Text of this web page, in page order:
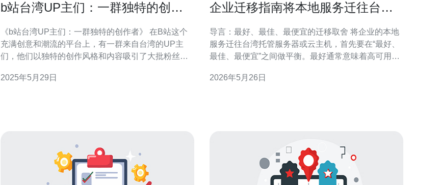
b站台湾UP主们：一群独特的创作
《b站台湾UP主们：一群独特的创作者》 在B站这个
充满创意和潮流的平台上，有一群来自台湾的UP主
们，他们以独特的创作风格和内容吸引了大批粉丝。
增添了新的色彩。 小明是一位台湾UP主，他擅长制作
2025年5月29日
企业迁移指南将本地服务迁往台湾
项
导言：最好、最佳、最便宜的迁移取舍 将企业的本地
服务迁往台湾托管服务器或云主机，首先要在“最好、
最佳、最便宜”之间做平衡。最好通常意味着高可用与
可能牺牲部分服务质量。本文以服务器为核心，从评
2026年5月26日